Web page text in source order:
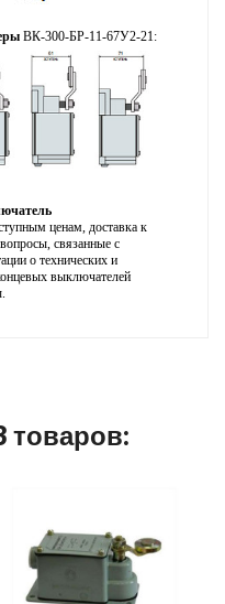
ВК-300-БР-11-67У2-21:
ценам, доставка к
связанные с
о технических и
выключателей
товаров: